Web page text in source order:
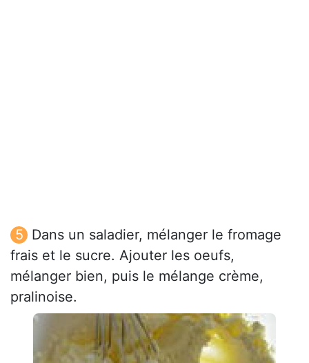
Dans un saladier, mélanger le fromage
frais et le sucre. Ajouter les oeufs,
mélanger bien, puis le mélange crème,
pralinoise.